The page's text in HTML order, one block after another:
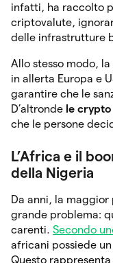
infatti, ha raccolto
criptovalute,
delle infrastrutture
Allo stesso modo,
in allerta Europa e
garantire che le
D’altronde le
che le persone
L’Africa e il
della Nigeria
Da anni, la
grande problema:
carenti. Secondo
africani possiede
Questo rappresenta